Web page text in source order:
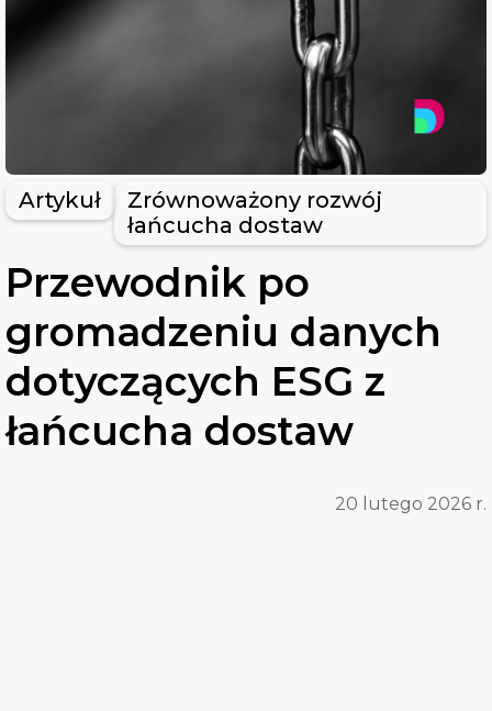
Artykuł
Zrównoważony rozwój
łańcucha dostaw
Przewodnik po
gromadzeniu danych
dotyczących ESG z
łańcucha dostaw
20 lutego 2026 r.